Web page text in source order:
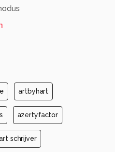
artbyhart
azertyfactor
schrijver